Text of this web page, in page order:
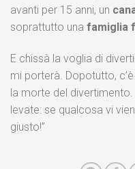
avanti per 15 anni, un
soprattutto una famiglia
E chissà la voglia di
mi porterà. Dopotutto,
la morte del
levate: se qualcosa vi
giusto!”